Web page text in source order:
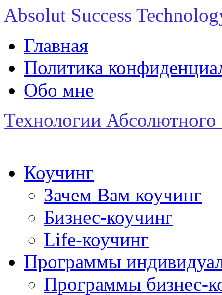
Absolut Success
Главная
Политика
Обо мне
Технологии Абсолютного
Коучинг
Зачем Вам коучинг
Бизнес-коучинг
Life-коучинг
Программы
Программы бизнес-